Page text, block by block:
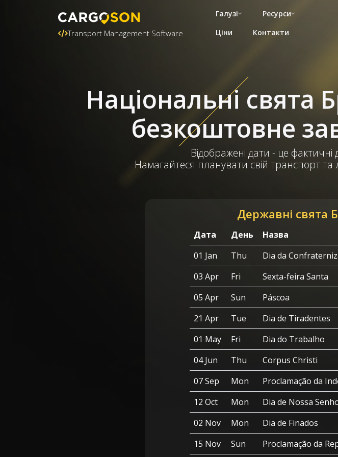
Transport Management Software
Галузі
Ресурси
Ціни
Контакти
Національні свята
безкоштовне
Відображені дати - це фактичні
Намагайтеся планувати свій транспорт та
Державні свята
Дата День Назва
01 Jan
Thu
Dia da
03 Apr
Fri
Sexta-feira Santa
05 Apr
Sun
Páscoa
21 Apr
Tue
Dia de Tiradentes
01 May
Fri
Dia do Trabalho
04 Jun
Thu
Corpus Christi
07 Sep
Mon
Proclamação da
12 Oct
Mon
Dia de Nossa
02 Nov
Mon
Dia de Finados
15 Nov
Sun Proclamação da